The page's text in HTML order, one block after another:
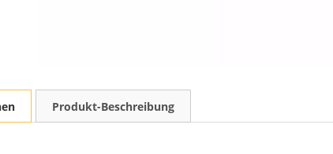
Produkt-Beschreibung